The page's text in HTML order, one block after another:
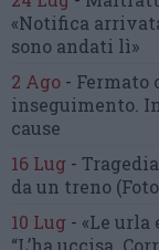
«Notifica
sono andati lì»
2 Ago - Fermato
inseguimento.
cause
16 Lug -
da un treno
10 Lug - «Le
“L’ha uccisa.